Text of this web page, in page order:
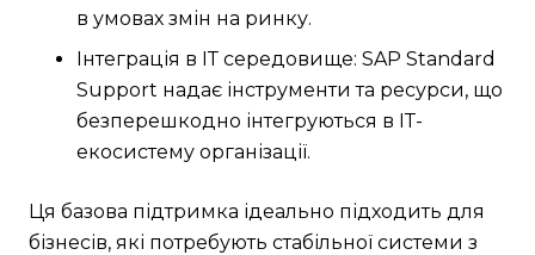
в умовах змін на ринку.
Інтеграція в ІТ середовище: SAP Standard
Support надає інструменти та ресурси, що
безперешкодно інтегруються в ІТ-
екосистему організації.
Ця базова підтримка ідеально підходить для
бізнесів, які потребують стабільної системи з